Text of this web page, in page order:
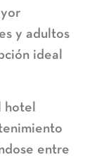
y adultos
ideal
hotel
entre